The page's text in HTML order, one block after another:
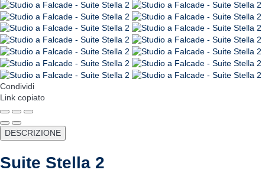
Condividi
Link copiato
DESCRIZIONE
Suite Stella 2